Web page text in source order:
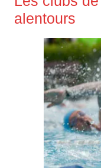
alentours